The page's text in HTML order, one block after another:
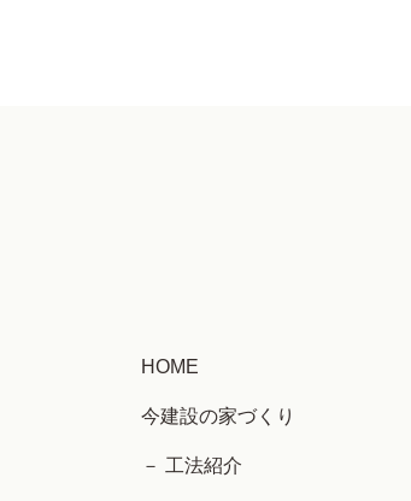
HOME
今建設の家づくり
－ 工法紹介